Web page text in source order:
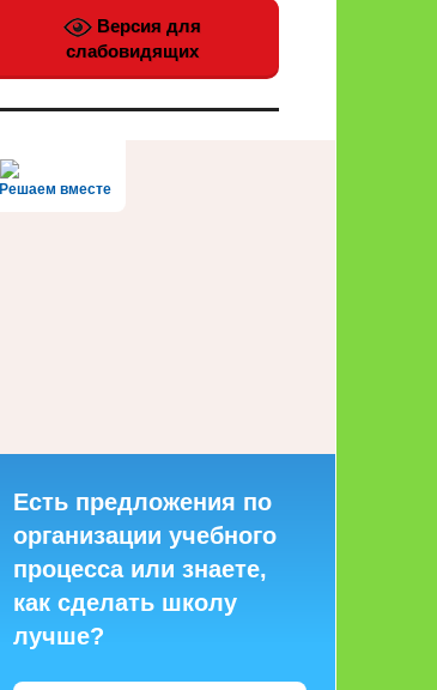
Версия для
слабовидящих
Решаем вместе
Есть предложения по
организации учебного
процесса или знаете,
как сделать школу
лучше?